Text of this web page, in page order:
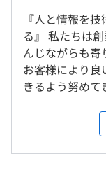
・社内勉強会の開
・OJT形式の教
ない顧客の声を
ています。
・メンター制度
就業場所の変更範
＜雇入時＞
各営業所、および
＜変更範囲＞
変更なし
受動喫煙防止措
フレックスタイ
休憩時間：60分
自主性に任せて
平均残業時間：
『人と情報を
る』 私たちは
んじながらも寄
お客様により良
きるよう努め
の先にある更
つけ出し開発で
ション＞ “超速